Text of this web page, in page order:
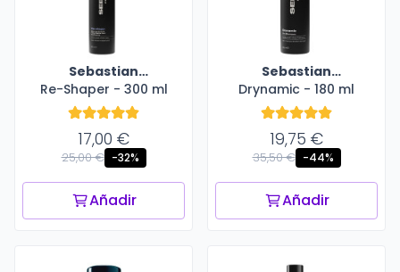
Sebastian
Professional
Re-Shaper - 300 ml
17,00 €
25,00 € -32%
Añadir
Sebastian
Professional
Drynamic - 180 ml
19,75 €
35,50 € -44%
Añadir